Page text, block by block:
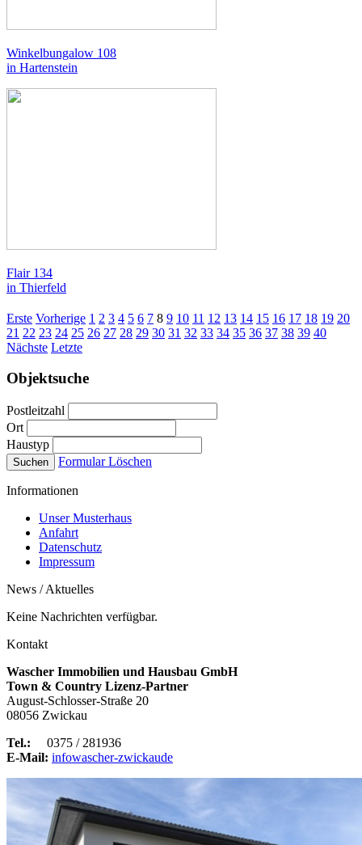
Winkelbungalow 108
in Hartenstein
Flair 134
in Thierfeld
Erste Vorherige 1 2 3 4 5 6 7 8 9 10 11 12 13 14 15 16 17 18 19 20
21 22 23 24 25 26 27 28 29 30 31 32 33 34 35 36 37 38 39 40
Nächste Letzte
Objektsuche
Postleitzahl
Ort
Haustyp
Formular Löschen
Informationen
Unser Musterhaus
Anfahrt
Datenschutz
Impressum
News / Aktuelles
Keine Nachrichten verfügbar.
Kontakt
Wascher Immobilien und Hausbau GmbH
Town & Country Lizenz-Partner
August-Schlosser-Straße 20
08056 Zwickau
Tel.: 0375 / 281936
E-Mail: infowascher-zwickaude